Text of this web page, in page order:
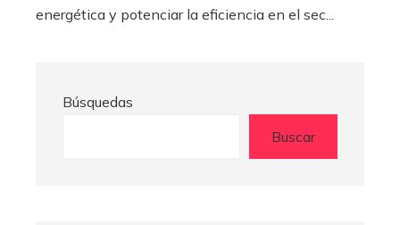
energética y potenciar la eficiencia en el sec...
Búsquedas
Buscar